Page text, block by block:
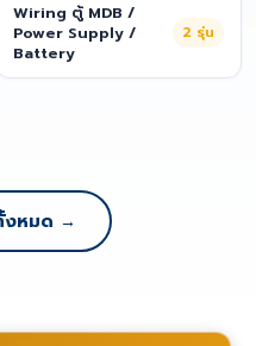
Wiring ตู้ MDB /
Power Supply /
Battery
2 รุ่น
หมด →